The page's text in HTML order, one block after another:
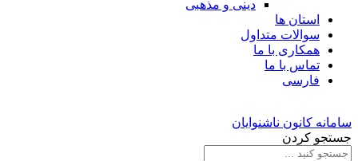
دینی و مذهبی
استان ها
سوالات متداول
همکاری با ما
تماس با ما
فارسی
سامانه کانون ناشنوایان
جستجو کردن